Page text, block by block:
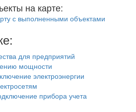
на карте:
для предприятий
мощности
электроэнергии
прибора учета